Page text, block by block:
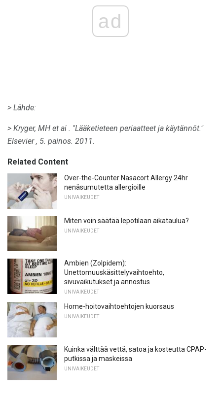
ad
> Lähde:
> Kryger, MH et ai . "Lääketieteen periaatteet ja käytännöt."
Elsevier, 5. painos. 2011.
Related Content
Over-the-Counter Nasacort Allergy 24hr
nenäsumutetta allergioille
UNIVAIKEUDET
Miten voin säätää lepotilaan aikataulua?
UNIVAIKEUDET
Ambien (Zolpidem):
Unettomuuskäsittelyvaihtoehto,
sivuvaikutukset ja annostus
UNIVAIKEUDET
Home-hoitovaihtoehtojen kuorsaus
UNIVAIKEUDET
Kuinka välttää vettä, satoa ja kosteutta CPAP-
putkissa ja maskeissa
UNIVAIKEUDET